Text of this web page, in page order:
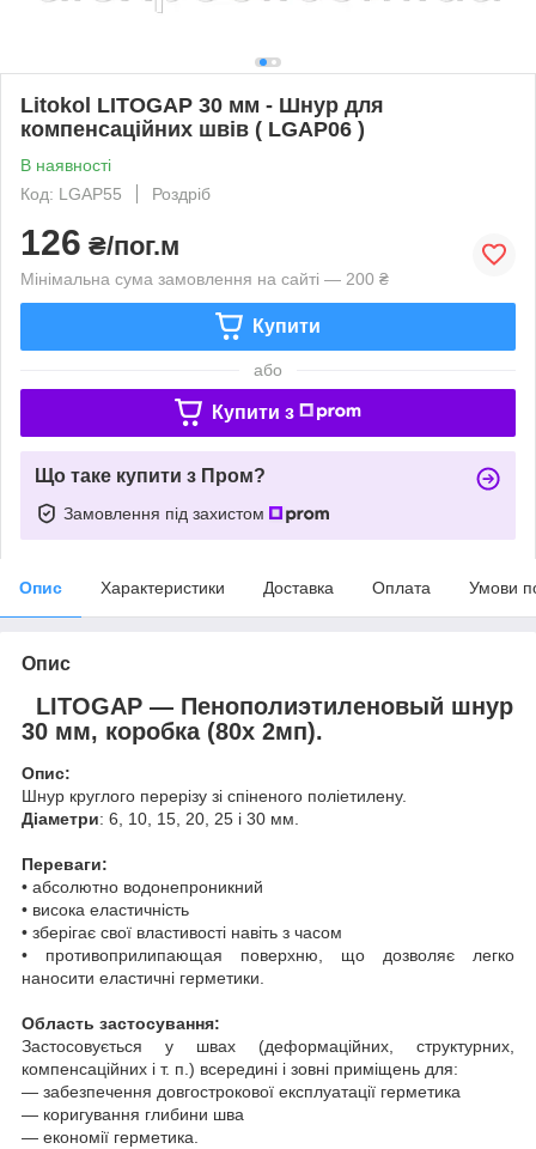
Litokol LITOGAP 30 мм - Шнур для
компенсаційних швів ( LGAP06 )
В наявності
Код: LGAP55
Роздріб
126 ₴/пог.м
Мінімальна сума замовлення на сайті — 200 ₴
Купити
або
Купити з
Що таке купити з Пром?
Замовлення під захистом
Опис Характеристики Доставка Оплата Умови
Опис
LITOGAP ― Пенополиэтиленовый шнур
30 мм, коробка (80х 2мп).
Опис:
Шнур круглого перерізу зі спіненого поліетилену.
Діаметри: 6, 10, 15, 20, 25 і 30 мм.
Переваги:
• абсолютно водонепроникний
• висока еластичність
• зберігає свої властивості навіть з часом
• противоприлипающая поверхню, що дозволяє легко
наносити еластичні герметики.
Область застосування:
Застосовується у швах (деформаційних, структурних,
компенсаційних і т. п.) всередині і зовні приміщень для:
― забезпечення довгострокової експлуатації герметика
― коригування глибини шва
― економії герметика.